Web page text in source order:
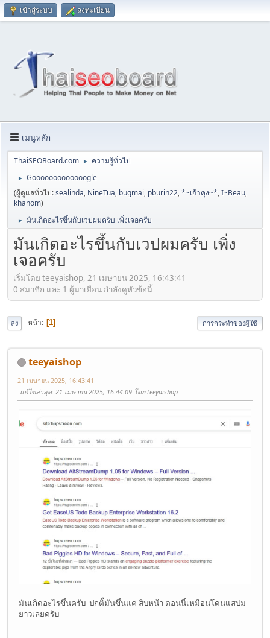
เข้าสู่ระบบ ลงทะเบียน
เมนูหลัก
ThaiSEOBoard.com ► ความรู้ทั่วไป
►
Gooooooooooooogle
(ผู้ดูแลทั่วไป:sealinda, NineTua, bugmai, pburin22,*~เก้าคุง~*,I~Beau,
khanom)
► มันเกิดอะไรขึ้นกับเวปผมครับ เพิ่งเจอครับ
มันเกิดอะไรขึ้นกับเวปผมครับ เพิ่ง
เจอครับ
เริ่มโดย teeyaishop, 21 เมษายน 2025, 16:43:41
0 สมาชิก และ 1 ผู้มาเยือน กำลังดูหัวข้อนี้
ลง หน้า 1 การกระทำของผู้ใช้
teeyaishop
21 เมษายน 2025, 16:43:41
แก้ไขล่าสุด: 21 เมษายน 2025, 16:44:09 โดย teeyaishop
มันเกิดอะไรขึ้นครับ ปกติืมันขึ้นแค่ สิบหน้า ตอนนี้เหมือนโดนแสปม
ยาวเลยครับ